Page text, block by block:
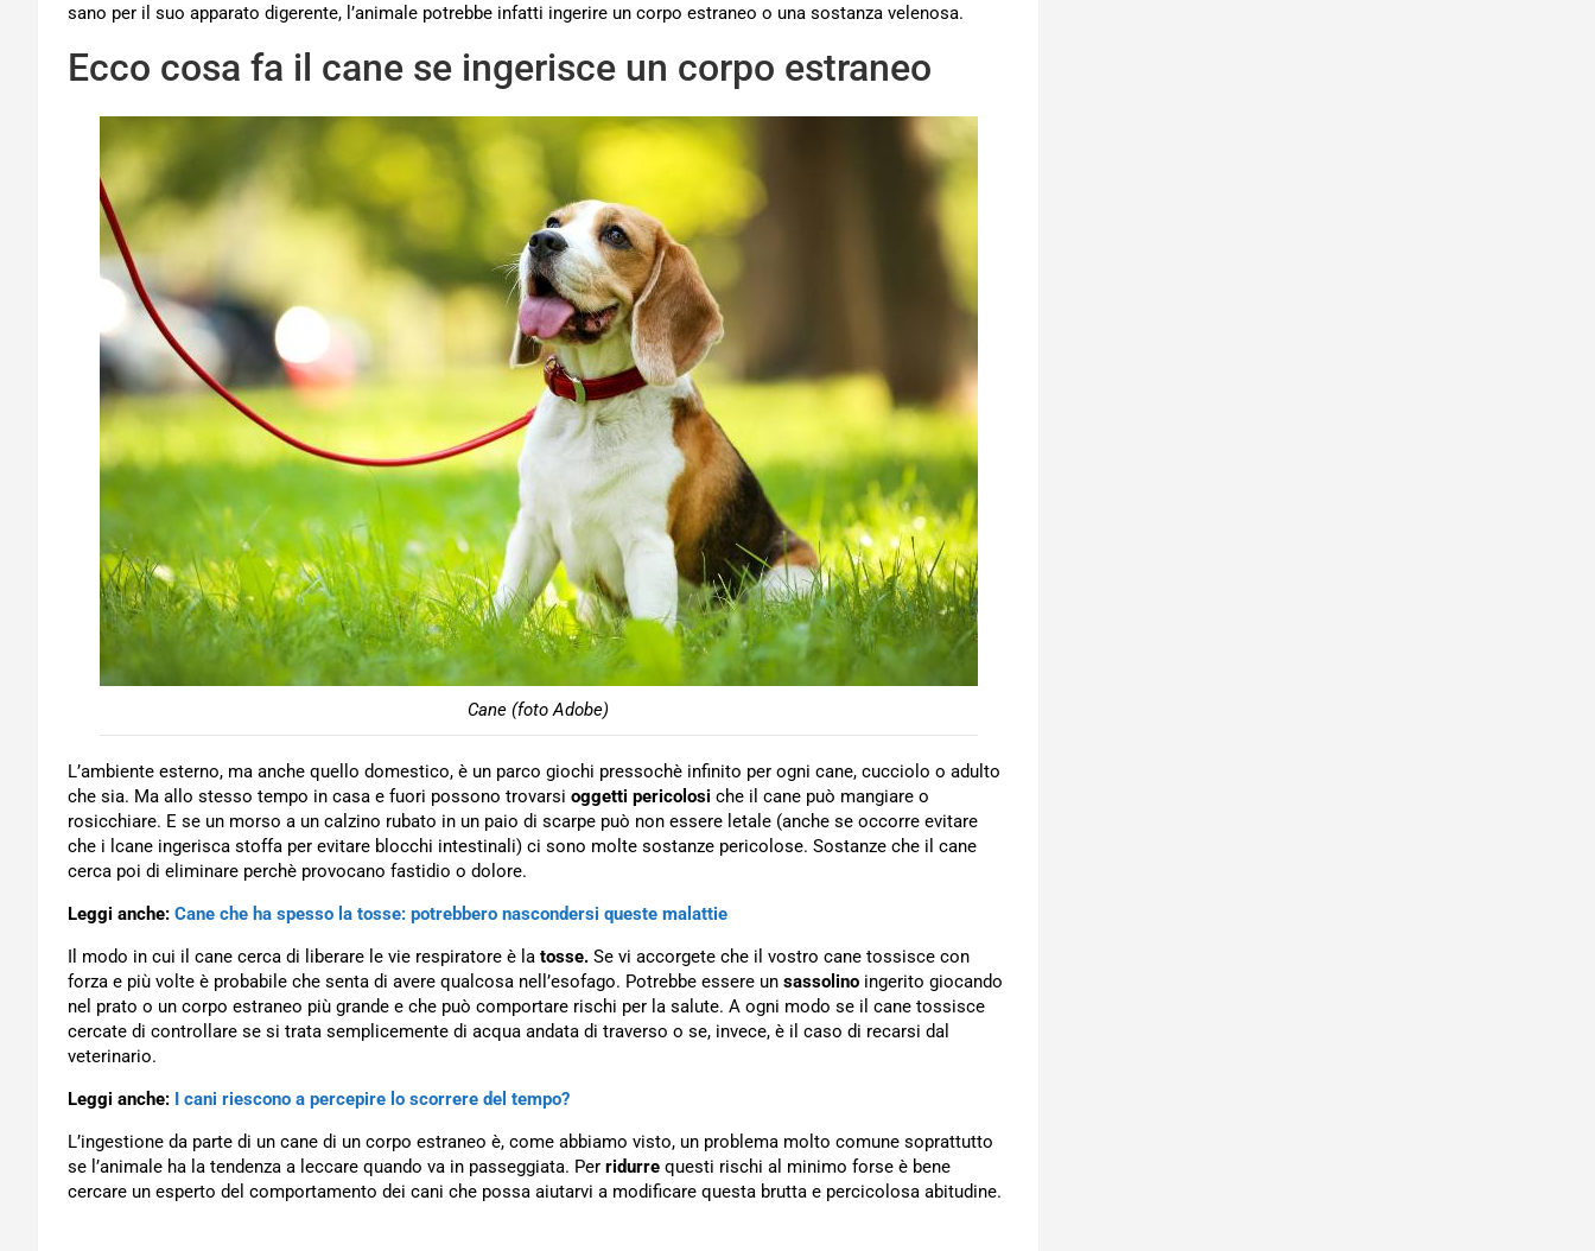
sano per il suo apparato digerente, l’animale potrebbe infatti ingerire un corpo estraneo o una sostanza velenosa.
Ecco cosa fa il cane se ingerisce un corpo estraneo
Cane (foto Adobe)
L’ambiente esterno, ma anche quello domestico, è un parco giochi pressochè infinito per ogni cane, cucciolo o adulto
che sia. Ma allo stesso tempo in casa e fuori possono trovarsi oggetti pericolosi che il cane può mangiare o
rosicchiare. E se un morso a un calzino rubato in un paio di scarpe può non essere letale (anche se occorre evitare
che i lcane ingerisca stoffa per evitare blocchi intestinali) ci sono molte sostanze pericolose. Sostanze che il cane
cerca poi di eliminare perchè provocano fastidio o dolore.
Leggi anche: Cane che ha spesso la tosse: potrebbero nascondersi queste malattie
Il modo in cui il cane cerca di liberare le vie respiratore è la tosse. Se vi accorgete che il vostro cane tossisce con
forza e più volte è probabile che senta di avere qualcosa nell’esofago. Potrebbe essere un sassolino ingerito giocando
nel prato o un corpo estraneo più grande e che può comportare rischi per la salute. A ogni modo se il cane tossisce
cercate di controllare se si trata semplicemente di acqua andata di traverso o se, invece, è il caso di recarsi dal
veterinario.
Leggi anche: I cani riescono a percepire lo scorrere del tempo?
L’ingestione da parte di un cane di un corpo estraneo è, come abbiamo visto, un problema molto comune soprattutto
se l’animale ha la tendenza a leccare quando va in passeggiata. Per ridurre questi rischi al minimo forse è bene
cercare un esperto del comportamento dei cani che possa aiutarvi a modificare questa brutta e percicolosa abitudine.